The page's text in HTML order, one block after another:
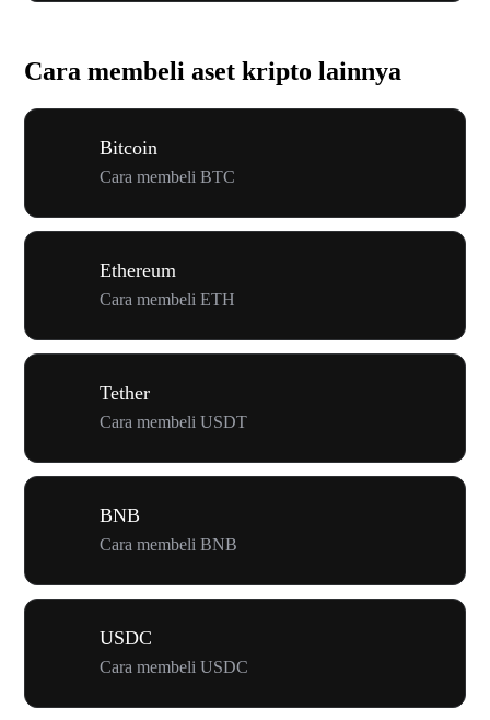
Cara membeli aset kripto lainnya
Bitcoin
Cara membeli BTC
Ethereum
Cara membeli ETH
Tether
Cara membeli USDT
BNB
Cara membeli BNB
USDC
Cara membeli USDC